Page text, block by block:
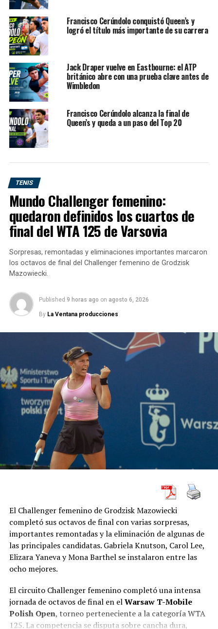
DESDE LA VENTANA
La decisión parece completamente lógica. Cerúndolo
llega en uno de los mejores momentos de su carrera y
entiende que el gran objetivo ahora es trasladar ese
nivel al All England Club.
H2: El renacer de Cerúndolo
después de semanas difíciles
Antes de su explosión en Londres, el panorama no era
alentador para el mejor tenista argentino del ranking
ATP.
Las eliminaciones prematuras en Roma, Hamburgo y
Roland Garros habían generado incertidumbre. Incluso
el propio jugador reconoció que atravesaba una
situación compleja tanto dentro como fuera de la
cancha.
“En Roland Garros la pasé
muy mal. No estaba bien,
estaba peleado con el tenis,
con la vida”, confesó
Cerúndolo tras conquistar
Queen’s.
El bonaerense explicó que necesitó alejarse de la
competencia durante unos días para reencontrarse
Francisco Cerúndolo conquistó Queen’s y
logró el título más importante de su carrera
Jack Draper vuelve en Eastbourne: el ATP
británico abre con una prueba clave antes de
Wimbledon
Francisco Cerúndolo alcanza la final de
Queen’s y queda a un paso del Top 20
TENIS
Mundo Challenger femenino:
quedaron definidos los cuartos de
final del WTA 125 de Varsovia
Sorpresas, remontadas y eliminaciones importantes marcaron
los octavos de final del Challenger femenino de Grodzisk
Mazowiecki.
Published 9 horas ago on agosto 6, 2026
By La Ventana producciones
El Challenger femenino de Grodzisk Mazowiecki
completó sus octavos de final con varias sorpresas,
importantes remontadas y la eliminación de algunas de
las principales candidatas. Gabriela Knutson, Carol Lee,
Elizara Yaneva y Mona Barthel se instalaron entre las
ocho mejores.
El circuito Challenger femenino completó una intensa
jornada de octavos de final en elWarsaw T-Mobile
Polish Open, torneo perteneciente a la categoría WTA
125. La competencia se disputa sobre cancha dura,